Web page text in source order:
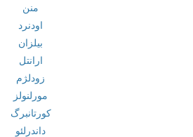
منن
اودنرد
بیلزان
ارانتل
زودلژم
مورلنولز
کورتانبرگ
داندرلئو